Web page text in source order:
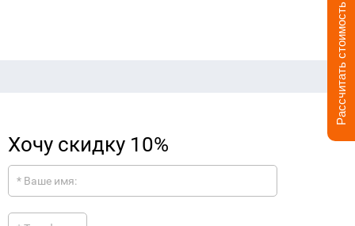
Рассчитать стоимость
Хочу скидку 10%